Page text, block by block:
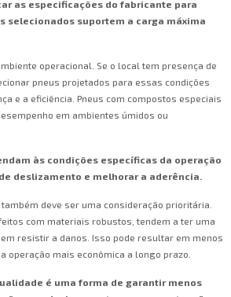
as especificações do fabricante para
selecionados suportem a carga máxima
operacional. Se o local tem presença de
pneus projetados para essas condições
e a eficiência. Pneus com compostos especiais
em ambientes úmidos ou
às condições específicas da operação
deslizamento e melhorar a aderência.
deve ser uma consideração prioritária.
com materiais robustos, tendem a ter uma
resistir a danos. Isso pode resultar em menos
operação mais econômica a longo prazo.
é uma forma de garantir menos